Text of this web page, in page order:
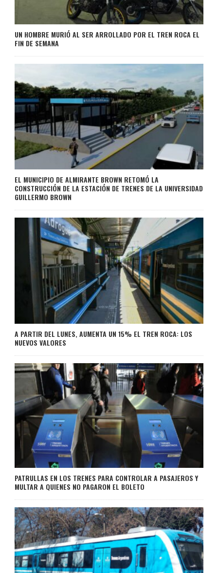
UN HOMBRE MURIÓ AL SER ARROLLADO POR EL TREN ROCA EL
FIN DE SEMANA
EL MUNICIPIO DE ALMIRANTE BROWN RETOMÓ LA
CONSTRUCCIÓN DE LA ESTACIÓN DE TRENES DE LA UNIVERSIDAD
GUILLERMO BROWN
A PARTIR DEL LUNES, AUMENTA UN 15% EL TREN ROCA: LOS
NUEVOS VALORES
PATRULLAS EN LOS TRENES PARA CONTROLAR A PASAJEROS Y
MULTAR A QUIENES NO PAGARON EL BOLETO